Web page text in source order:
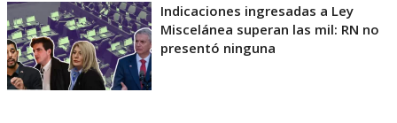
Indicaciones ingresadas a Ley
Miscelánea superan las mil: RN no
presentó ninguna